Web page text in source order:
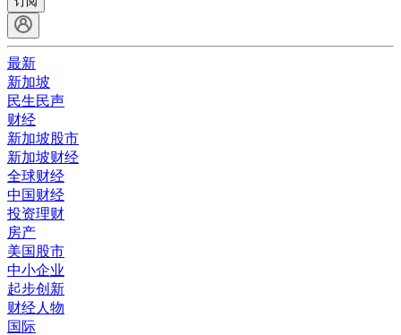
最新
新加坡
民生民声
财经
新加坡股市
新加坡财经
全球财经
中国财经
投资理财
房产
美国股市
中小企业
起步创新
财经人物
国际